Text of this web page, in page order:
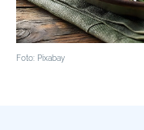
Foto: Pixabay